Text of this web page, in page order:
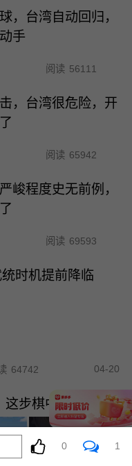
，台湾自动回归，
手
阅读 56111
，台湾很危险，开
阅读 65942
峻程度史无前例，
阅读 69593
时机提前降临
64742 04-20
这步棋中国迟迟没下
0 1